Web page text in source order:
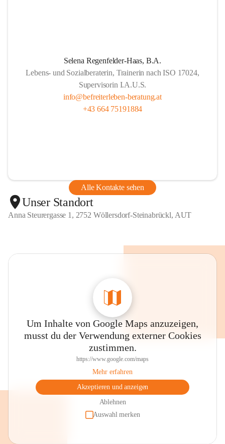
Selena Regenfelder-Haas, B.A.
Lebens- und Sozialberaterin, Trainerin nach ISO 17024,
Supervisorin I.A.U.S.
info@befreiterleben-beratung.at
+43 664 75191884
Alle Kontakte sehen
Unser Standort
Anna Steurergasse 1, 2752 Wöllersdorf-Steinabrückl, AUT
Um Inhalte von Google Maps anzuzeigen,
musst du der Verwendung externer Cookies
zustimmen.
https://www.google.com/maps
Mehr erfahren
Akzeptieren und anzeigen
Ablehnen
Auswahl merken